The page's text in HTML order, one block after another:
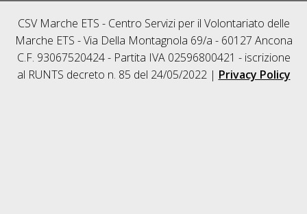
CSV Marche ETS - Centro Servizi per il Volontariato delle
Marche ETS - Via Della Montagnola 69/a - 60127 Ancona
C.F. 93067520424 - Partita IVA 02596800421 - iscrizione
al RUNTS decreto n. 85 del 24/05/2022 | Privacy Policy